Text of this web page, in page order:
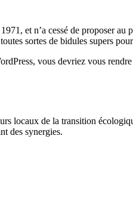
et n’a cessé de proposer
sortes de bidules supers
vous devriez vous
locaux de la transition
des synergies.